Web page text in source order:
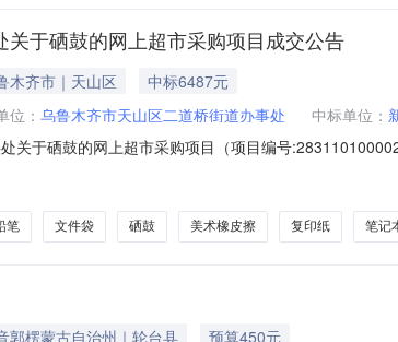
于硒鼓的网上超市采购项目成交公告
木齐市｜天山区
中标6487元
位： 乌鲁木齐市天山区二道桥街道办事处 中标单位：
关于硒鼓的网上超市采购项目（项目编号
行政区划名称:新疆维吾尔自治区乌鲁木齐市天山区报价
笔 文件袋 硒鼓 美术橡皮擦 复印纸 笔记
郭楞蒙古自治州｜轮台县
预算450元